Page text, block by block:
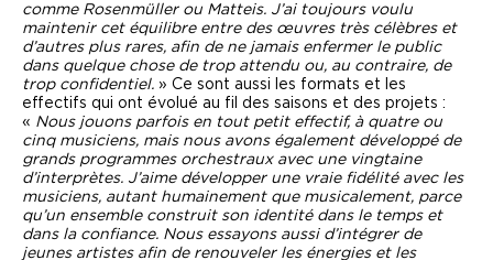
comme Rosenmüller ou Matteis. J’ai toujours voulu
maintenir cet équilibre entre des œuvres très célèbres et
d’autres plus rares, afin de ne jamais enfermer le public
dans quelque chose de trop attendu ou, au contraire, de
trop confidentiel. » Ce sont aussi les formats et les
effectifs qui ont évolué au fil des saisons et des projets :
« Nous jouons parfois en tout petit effectif, à quatre ou
cinq musiciens, mais nous avons également développé de
grands programmes orchestraux avec une vingtaine
d’interprètes. J’aime développer une vraie fidélité avec les
musiciens, autant humainement que musicalement, parce
qu’un ensemble construit son identité dans le temps et
dans la confiance. Nous essayons aussi d’intégrer de
jeunes artistes afin de renouveler les énergies et les